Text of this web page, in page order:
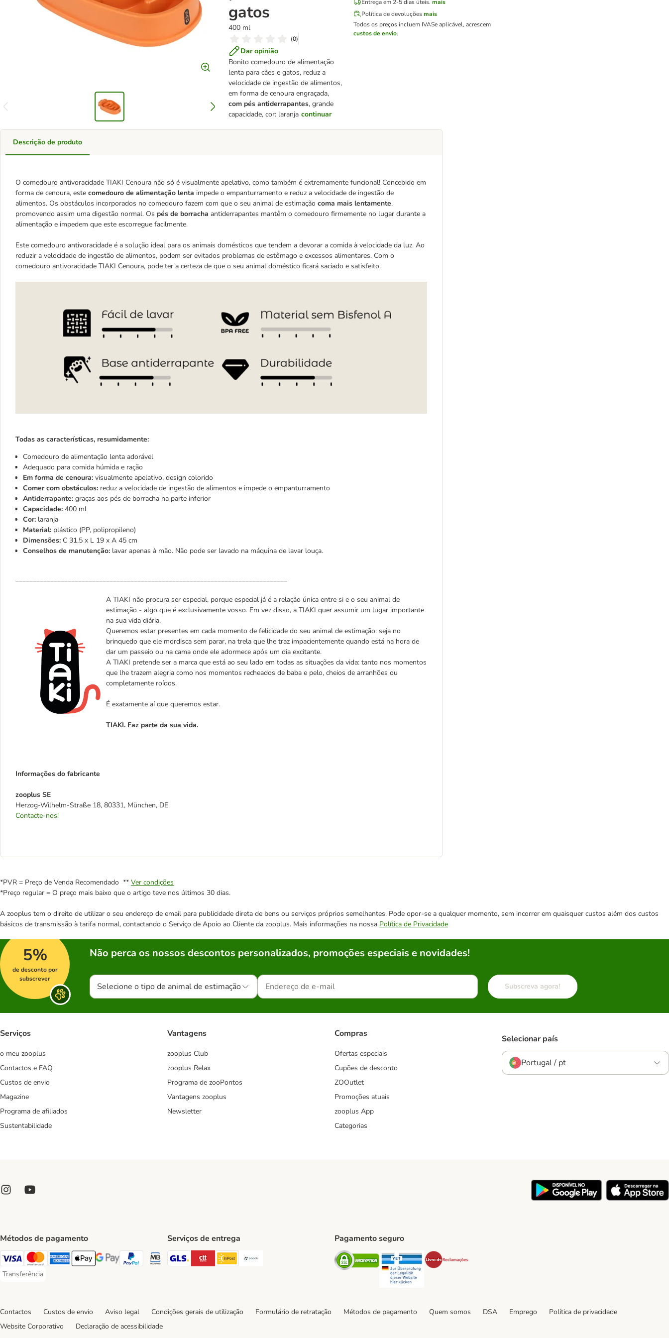
gatos
400 ml
(0)
Dar opinião
Bonito comedouro de alimentação
lenta para cães e gatos, reduz a
velocidade de ingestão de alimentos,
em forma de cenoura engraçada,
com pés antiderrapantes, grande
capacidade, cor: laranja continuar
Entrega em 2-5 dias úteis. mais
Política de devoluçõesmais
Todos os preços incluem IVASe aplicável, acrescem
custos de envio.
Descrição de produto
O comedouro antivoracidade TIAKI Cenoura não só é visualmente apelativo, como também é extremamente funcional! Concebido em
forma de cenoura, este comedouro de alimentação lenta impede o empanturramento e reduz a velocidade de ingestão de
alimentos. Os obstáculos incorporados no comedouro fazem com que o seu animal de estimação coma mais lentamente,
promovendo assim uma digestão normal. Os pés de borracha antiderrapantes mantêm o comedouro firmemente no lugar durante a
alimentação e impedem que este escorregue facilmente.
Este comedouro antivoracidade é a solução ideal para os animais domésticos que tendem a devorar a comida à velocidade da luz. Ao
reduzir a velocidade de ingestão de alimentos, podem ser evitados problemas de estômago e excessos alimentares. Com o
comedouro antivoracidade TIAKI Cenoura, pode ter a certeza de que o seu animal doméstico ficará saciado e satisfeito.
Todas as características, resumidamente:
Comedouro de alimentação lenta adorável
Adequado para comida húmida e ração
Em forma de cenoura: visualmente apelativo, design colorido
Comer com obstáculos: reduz a velocidade de ingestão de alimentos e impede o empanturramento
Antiderrapante: graças aos pés de borracha na parte inferior
Capacidade: 400 ml
Cor: laranja
Material: plástico (PP, polipropileno)
Dimensões: C 31,5 x L 19 x A 45 cm
Conselhos de manutenção: lavar apenas à mão. Não pode ser lavado na máquina de lavar louça.
A TIAKI não procura ser especial, porque especial já é a relação única entre si e o seu animal de
estimação - algo que é exclusivamente vosso. Em vez disso, a TIAKI quer assumir um lugar importante
na sua vida diária.
Queremos estar presentes em cada momento de felicidade do seu animal de estimação: seja no
brinquedo que ele mordisca sem parar, na trela que lhe traz impacientemente quando está na hora de
dar um passeio ou na cama onde ele adormece após um dia excitante.
A TIAKI pretende ser a marca que está ao seu lado em todas as situações da vida: tanto nos momentos
que lhe trazem alegria como nos momentos recheados de baba e pelo, cheios de arranhões ou
completamente roídos.
É exatamente aí que queremos estar.
TIAKI. Faz parte da sua vida.
Informações do fabricante
zooplus SE
Herzog-Wilhelm-Straße 18, 80331, München, DE
Contacte-nos!
*PVR = Preço de Venda Recomendado ** Ver condições
*Preço regular = O preço mais baixo que o artigo teve nos últimos 30 dias.
A zooplus tem o direito de utilizar o seu endereço de email para publicidade direta de bens ou serviços próprios semelhantes. Pode opor-se a qualquer momento, sem incorrer em quaisquer custos além dos custos
básicos de transmissão à tarifa normal, contactando o Serviço de Apoio ao Cliente da zooplus. Mais informações na nossa Política de Privacidade
5%
de desconto por
subscrever
Não perca os nossos descontos personalizados, promoções especiais e novidades!
Selecione o tipo de animal de estimação Subscreva agora!
Serviços
o meu zooplus
Contactos e FAQ
Custos de envio
Magazine
Programa de afiliados
Sustentabilidade
Vantagens
zooplus Club
zooplus Relax
Programa de zooPontos
Vantagens zooplus
Newsletter
Compras
Ofertas especiais
Cupões de desconto
ZOOutlet
Promoções atuais
zooplus App
Categorias
Selecionar país
Portugal / pt
Métodos de pagamento
Visa Payment Method
Mastercard Payment Method
American Express Payment Method
Apple Pay Payment Method
Google Pay Payment Method
PayPal Payment Method
Multibanco Payment Method
Transferência
Transferência Payment Method
Serviços de entrega
GLS Shipping Method
CTTExpress Shipping Method
InPost Shipping Method
Paack Shipping Method
Pagamento seguro
Security Security
Contactos Custos de envio Aviso legal Condições gerais de utilização Formulário de retratação Métodos de pagamento Quem somos DSA Emprego
Política de privacidade
Website Corporativo
Declaração de acessibilidade